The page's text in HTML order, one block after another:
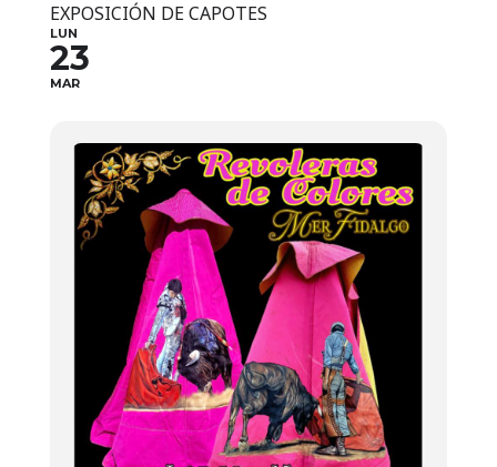
EXPOSICIÓN DE CAPOTES
LUN
23
MAR